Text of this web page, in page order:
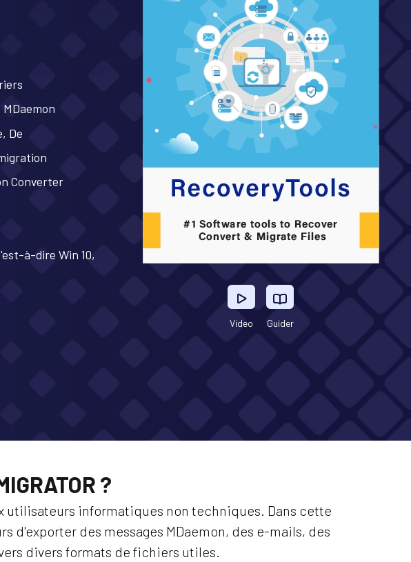
Video Guider
De
Converter
à-dire Win 10,
?
utilisateurs informatiques non techniques. Dans cette
des messages MDaemon, des e-mails, des
divers formats de fichiers utiles.